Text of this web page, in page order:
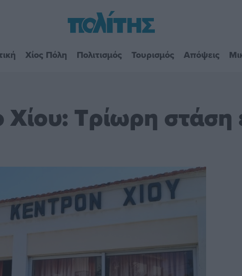
Χίος Πόλη Πολιτισμός Τουρισμός Απόψεις
Τρίωρη στάση